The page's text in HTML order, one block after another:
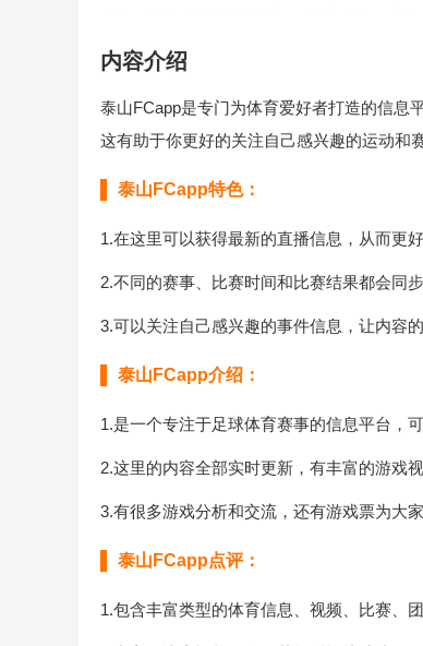
内容介绍
泰山FCapp是专门为体育爱好者打造的信息
这有助于你更好的关注自己感兴趣的运动和
泰山FCapp特色：
1.在这里可以获得最新的直播信息，从而更
2.不同的赛事、比赛时间和比赛结果都会同
3.可以关注自己感兴趣的事件信息，让内容
泰山FCapp介绍：
1.是一个专注于足球体育赛事的信息平台，
2.这里的内容全部实时更新，有丰富的游戏
3.有很多游戏分析和交流，还有游戏票为大
泰山FCapp点评：
1.包含丰富类型的体育信息、视频、比赛、